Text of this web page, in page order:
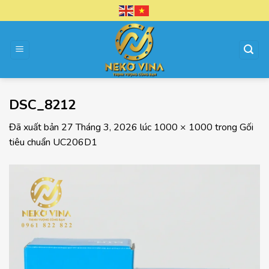
đến
dung
DSC_8212
Đã xuất bản 27 Tháng 3, 2026 lúc 1000 × 1000 trong Gối
tiêu chuẩn UC206D1